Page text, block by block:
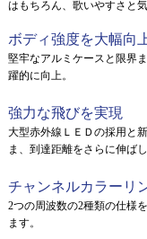
はもちろん、歌いやすさと
ボディ強度を大幅向
堅牢なアルミケースと限界
躍的に向上。
強力な飛びを実現
大型赤外線ＬＥＤの採用と
ま、到達距離をさらに伸ばし
チャンネルカラーリ
2つの周波数の2種類の仕様
ます。